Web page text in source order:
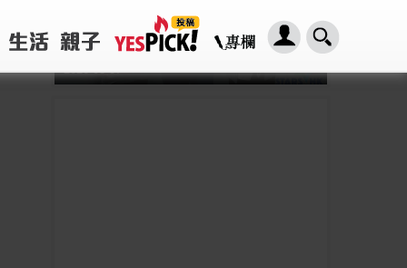
「HER2基因突變肺癌患者：新一代口服標靶藥帶來希望」， 促請政府加快納入藥物名冊，助患者及早受惠
2026-08-07